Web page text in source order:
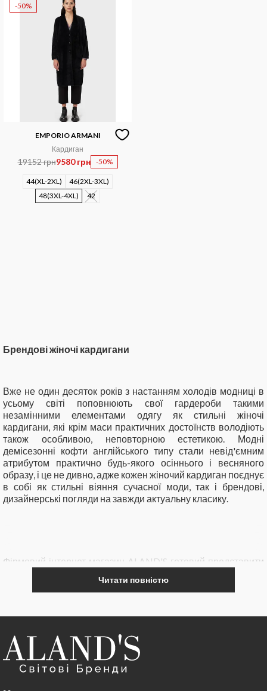
-50%
EMPORIO ARMANI
Кардиган
19152 грн9580 грн -50%
44(XL-2XL)
46(2XL-3XL)
48(3XL-4XL)
42
Брендові жіночі кардигани
Вже не один десяток років з настанням холодів модниці в
усьому світі поповнюють свої гардероби такими
незамінними елементами одягу як стильні жіночі
кардигани, які крім маси практичних достоїнств володіють
також особливою, неповторною естетикою. Модні
демісезонні кофти англійського типу стали невід'ємним
атрибутом практично будь-якого осіннього і весняного
образу, і це не дивно, адже кожен жіночий кардиган поєднує
в собі як стильні віяння сучасної моди, так і брендові,
дизайнерські погляди на завжди актуальну класику.
Фірмовий інтернет магазин ALAND'S готовий представити
дівчат, в якому брендові жіночі кардигани займають
Переваги покупки в ALAND'S
Читати повністю